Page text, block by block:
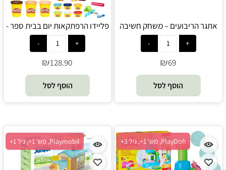
אתגר הריבועים – משחק חשיבה
מרתק - BS Toys
₪69
הוסף לסל
פליידו הרפתקאות יום בבית ספר -
Play-Doh
₪128.90
הוסף לסל
PlayDoh, מש' 1+, גיל 3+ Playmobil, מש' 1+, גיל 1+